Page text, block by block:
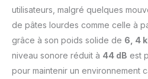
utilisateurs, malgré quelques
de pâtes lourdes comme celle à
grâce à son poids solide de 6, 4
niveau sonore réduit à 44 dB est
pour maintenir un environnement